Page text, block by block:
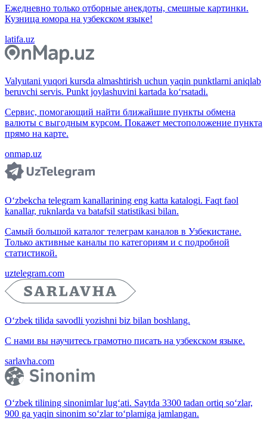
Ежедневно только отборные анекдоты, смешные картинки.
Кузница юмора на узбекском языке!
latifa.uz
Valyutani yuqori kursda almashtirish uchun yaqin punktlarni aniqlab
beruvchi servis. Punkt joylashuvini kartada ko‘rsatadi.
Сервис, помогающий найти ближайшие пункты обмена
валюты с выгодным курсом. Покажет местоположение пункта
прямо на карте.
onmap.uz
O‘zbekcha telegram kanallarining eng katta katalogi. Faqt faol
kanallar, ruknlarda va batafsil statistikasi bilan.
Самый большой каталог телеграм каналов в Узбекистане.
Только активные каналы по категориям и с подробной
статистикой.
uztelegram.com
O‘zbek tilida savodli yozishni biz bilan boshlang.
С нами вы научитесь грамотно писать на узбекском языке.
sarlavha.com
O‘zbek tilining sinonimlar lug‘ati. Saytda 3300 tadan ortiq so‘zlar,
900 ga yaqin sinonim so‘zlar to‘plamiga jamlangan.